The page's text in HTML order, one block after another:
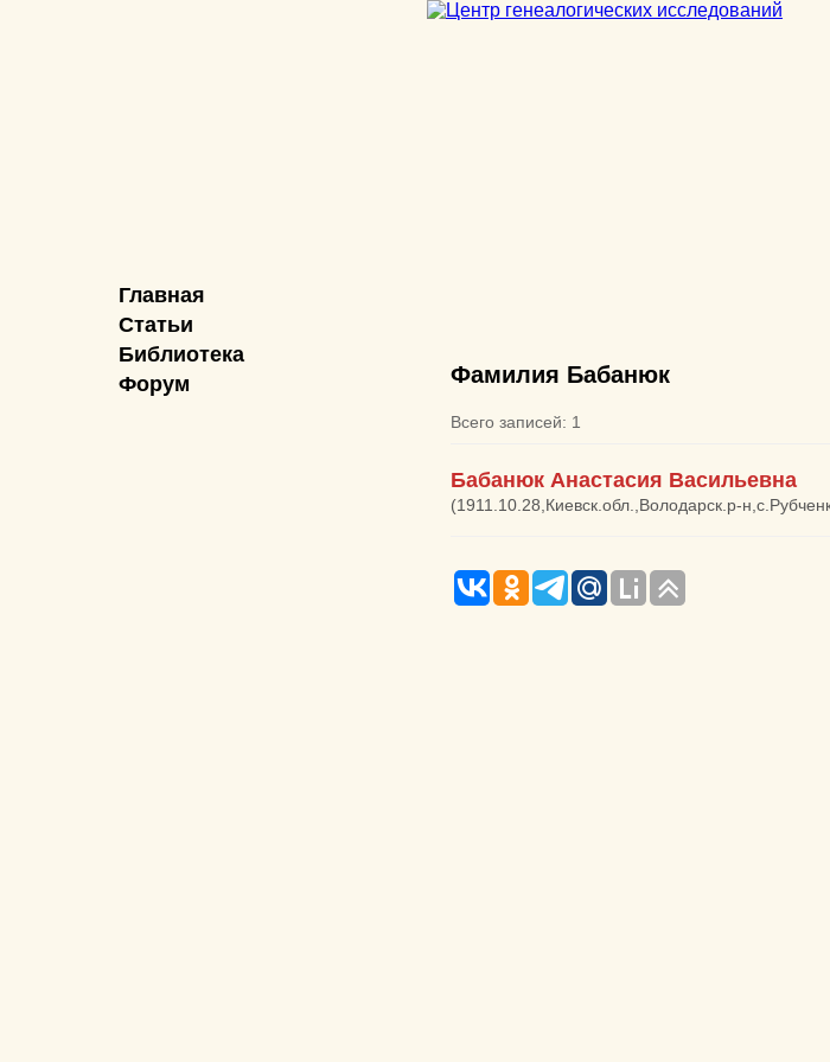
Главная
Статьи
Библиотека
Форум
Фамилия Бабанюк
Всего записей: 1
Бабанюк Анастасия Васильевна
(1911.10.28,Киевск.обл.,Володарск.р-